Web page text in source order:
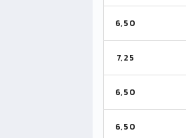
6,50
7,25
6,50
6,50